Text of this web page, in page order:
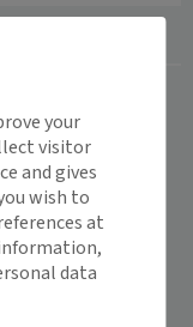
Loire
Beauce Julie
your
visitor
and gives
wish to
at
data